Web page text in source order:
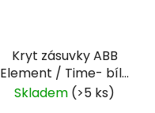
Kryt zásuvky ABB
Element / Time- bílá
/ bílá
Skladem (>5 ks)